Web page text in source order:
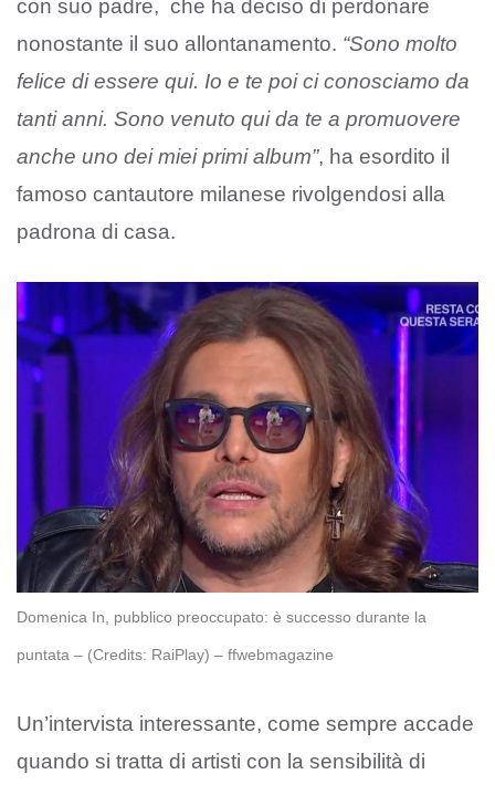
con suo padre, che ha deciso di perdonare
nonostante il suo allontanamento. “Sono molto
felice di essere qui. Io e te poi ci conosciamo da
tanti anni. Sono venuto qui da te a promuovere
anche uno dei miei primi album”, ha esordito il
famoso cantautore milanese rivolgendosi alla
padrona di casa.
Domenica In, pubblico preoccupato: è successo durante la
puntata – (Credits: RaiPlay) – ffwebmagazine
Un’intervista interessante, come sempre accade
quando si tratta di artisti con la sensibilità di